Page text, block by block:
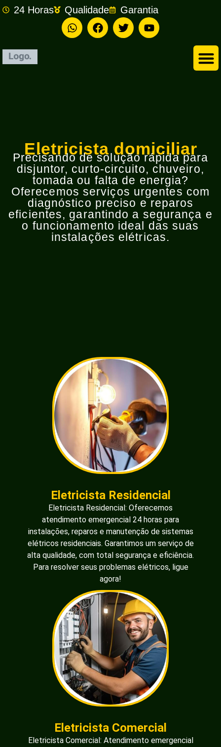
24 Horas Qualidade Garantia
Eletricista domiciliar
Precisando de solução rápida para
disjuntor, curto-circuito, chuveiro,
tomada ou falta de energia?
Oferecemos serviços urgentes com
diagnóstico preciso e reparos
eficientes, garantindo a segurança e
o funcionamento ideal das suas
instalações elétricas.
Eletricista Residencial
Eletricista Residencial: Oferecemos
atendimento emergencial 24 horas para
instalações, reparos e manutenção de sistemas
elétricos residenciais. Garantimos um serviço de
alta qualidade, com total segurança e eficiência.
Para resolver seus problemas elétricos, ligue
agora!
Eletricista Comercial
Eletricista Comercial: Atendimento emergencial